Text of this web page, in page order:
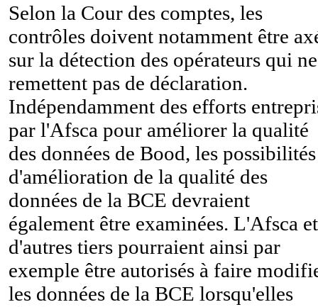
Selon la Cour des comptes, les
contrôles doivent notamment être
sur la détection des opérateurs qui ne
remettent pas de déclaration.
Indépendamment des efforts
par l'Afsca pour améliorer la qualité
des données de Bood, les possibilités
d'amélioration de la qualité des
données de la BCE devraient
également être examinées. L'Afsca et
d'autres tiers pourraient ainsi par
exemple être autorisés à faire
les données de la BCE lorsqu'elles